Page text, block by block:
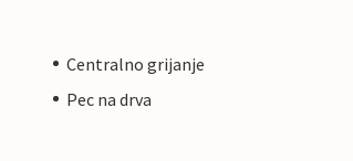
Centralno grijanje
Pec na drva